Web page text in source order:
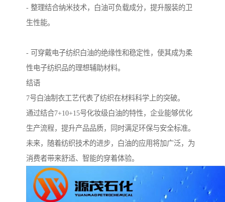
- 整理结合纳米技术，白油可负载成分，提升服装的卫
生性能。
- 可穿戴电子纺织白油的绝缘性和稳定性，使其成为柔
性电子纺织品的理想辅助材料。
结语
7号白油制衣工艺代表了纺织在材料科学上的突破。
通过结合7+10+15号化妆级白油的特性，企业能够优化
生产流程，提升产品品质，同时满足环保与安全标准。
未来，随着纺织技术的进步，白油的应用将加广泛，为
消费者带来舒适、智能的穿着体验。